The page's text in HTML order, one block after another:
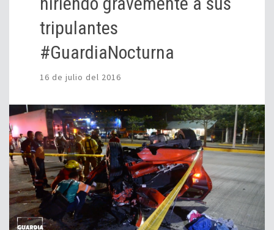
tripulantes
#GuardiaNocturna
16 de julio del 2016